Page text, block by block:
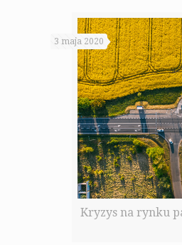
Kryzys na rynku
3 maja 2020